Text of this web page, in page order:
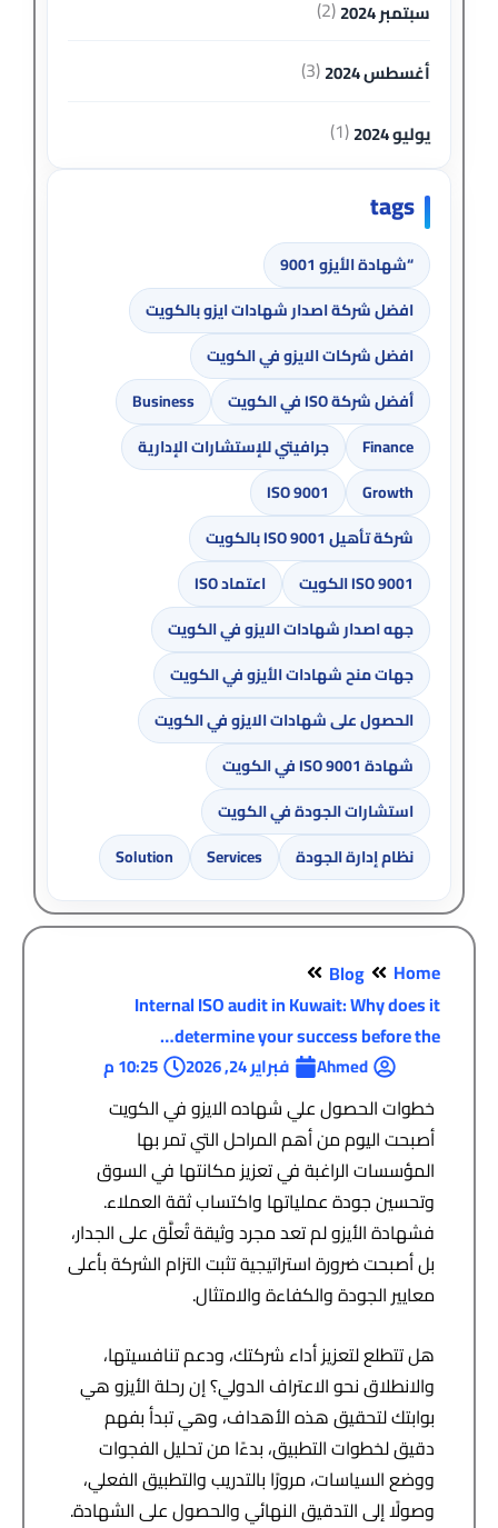
سبتمبر 2024 (2)
أغسطس 2024 (3)
يوليو 2024 (1)
tags
“شهادة الأيزو 9001
افضل شركة اصدار شهادات ايزو بالكويت
افضل شركات الايزو في الكويت
أفضل شركة ISO في الكويت
Business
Finance
جرافيتي للإستشارات الإدارية
Growth
ISO 9001
شركة تأهيل ISO 9001 بالكويت
ISO 9001 الكويت
اعتماد ISO
جهه اصدار شهادات الايزو في الكويت
جهات منح شهادات الأيزو في الكويت
الحصول على شهادات الايزو في الكويت
شهادة ISO 9001 في الكويت
استشارات الجودة في الكويت
نظام إدارة الجودة
Services
Solution
Home
Blog
Internal ISO audit in Kuwait: Why does it
determine your success before the…
Ahmed فبراير 24, 2026 10:25 م
خطوات الحصول علي شهاده الايزو في الكويت
أصبحت اليوم من أهم المراحل التي تمر بها
المؤسسات الراغبة في تعزيز مكانتها في السوق
وتحسين جودة عملياتها واكتساب ثقة العملاء.
فشهادة الأيزو لم تعد مجرد وثيقة تُعلَّق على الجدار،
بل أصبحت ضرورة استراتيجية تثبت التزام الشركة بأعلى
معايير الجودة والكفاءة والامتثال.
هل تتطلع لتعزيز أداء شركتك، ودعم تنافسيتها،
والانطلاق نحو الاعتراف الدولي؟ إن رحلة الأيزو هي
بوابتك لتحقيق هذه الأهداف، وهي تبدأ بفهم
دقيق لخطوات التطبيق، بدءًا من تحليل الفجوات
ووضع السياسات، مرورًا بالتدريب والتطبيق الفعلي،
وصولًا إلى التدقيق النهائي والحصول على الشهادة.